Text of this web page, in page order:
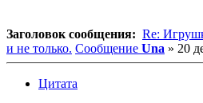
Заголовок сообщения: Re:
и не только. Сообщение Una » 20
Цитата